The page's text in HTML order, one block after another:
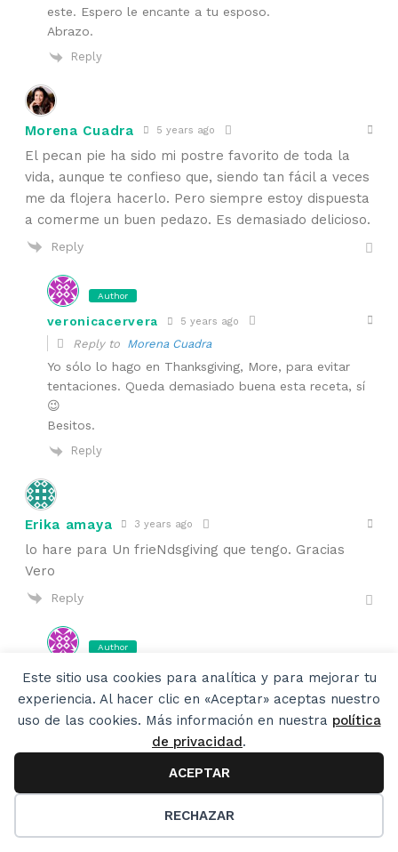
Este sitio usa cookies para analítica y para mejorar tu
experiencia. Al hacer clic en «Aceptar» aceptas nuestro
uso de las cookies. Más información en nuestra política
de privacidad.
ACEPTAR
RECHAZAR
este. Espero le encante a tu esposo.
Abrazo.
Reply
Morena Cuadra 5 years ago
El pecan pie ha sido mi postre favorito de toda la
vida, aunque te confieso que, siendo tan fácil a veces
me da flojera hacerlo. Pero siempre estoy dispuesta
a comerme un buen pedazo. Es demasiado delicioso.
Reply
Author
veronicacervera 5 years ago
Reply to Morena Cuadra
Yo sólo lo hago en Thanksgiving, More, para evitar
tentaciones. Queda demasiado buena esta receta, sí
😉
Besitos.
Reply
Erika amaya 3 years ago
lo hare para Un frieNdsgiving que tengo. Gracias
Vero
Reply
Author
veronicacervera 3 years ago
Reply toErika amaya
Pues te vendrá de lo mejor. Y si quieres le quitas el
pollo a una parte. Saludos!